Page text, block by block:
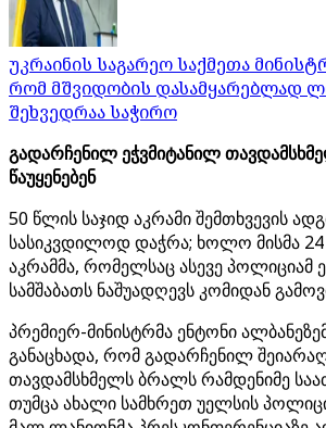
უკრაინის საგარეო საქმეთა
რომ მშვიდობის დასამყარებლად
შეხვედრაა საჭირო
გადარჩენილ ეჭვმიტანილ
წაუყენებენ
50 წლის საჯიდ აკრამი შემთხვევის
სასიკვდილოდ დაჭრა; ხოლო მისმა 24
აკრამმა, რომელსაც ასევე
სამშაბათს ნაშუადღევს კომიდან
პრემიერ-მინისტრმა ენტონი
განაცხადა, რომ გადარჩენილ
თავდამსხმელს ბრალს რამდენიმე
თუმცა ახალი სამხრეთ უელსის